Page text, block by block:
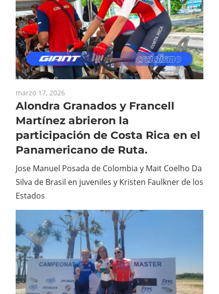
marzo 17, 2026
Alondra Granados y Francell
Martínez abrieron la
participación de Costa Rica en el
Panamericano de Ruta.
Jose Manuel Posada de Colombia y Mait Coelho Da
Silva de Brasil en juveniles y Kristen Faulkner de los
Estados